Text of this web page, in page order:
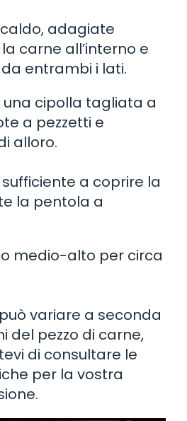
caldo, adagiate
carne all’interno e
entrambi i lati.
cipolla tagliata a
a pezzetti e
alloro.
a coprire la
la pentola a
medio-alto per circa
variare a seconda
del pezzo di carne,
di consultare le
per la vostra